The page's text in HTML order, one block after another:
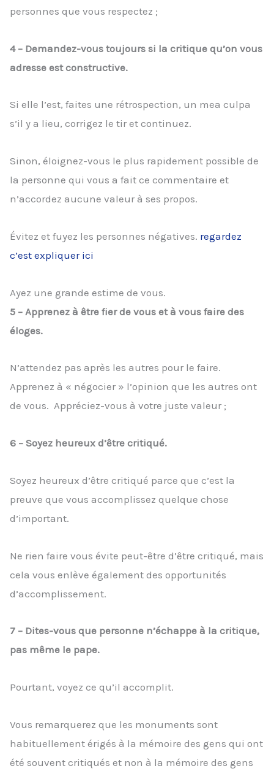
personnes que vous respectez ;
4 – Demandez-vous toujours si la critique qu’on vous
adresse est constructive.
Si elle l’est, faites une rétrospection, un mea culpa
s’il y a lieu, corrigez le tir et continuez.
Sinon, éloignez-vous le plus rapidement possible de
la personne qui vous a fait ce commentaire et
n’accordez aucune valeur à ses propos.
Évitez et fuyez les personnes négatives. regardez
c’est expliquer ici
Ayez une grande estime de vous.
5 – Apprenez à être fier de vous et à vous faire des
éloges.
N’attendez pas après les autres pour le faire.
Apprenez à « négocier » l’opinion que les autres ont
de vous. Appréciez-vous à votre juste valeur ;
6 – Soyez heureux d’être critiqué.
Soyez heureux d’être critiqué parce que c’est la
preuve que vous accomplissez quelque chose
d’important.
Ne rien faire vous évite peut-être d’être critiqué, mais
cela vous enlève également des opportunités
d’accomplissement.
7 – Dites-vous que personne n’échappe à la critique,
pas même le pape.
Pourtant, voyez ce qu’il accomplit.
Vous remarquerez que les monuments sont
habituellement érigés à la mémoire des gens qui ont
été souvent critiqués et non à la mémoire des gens